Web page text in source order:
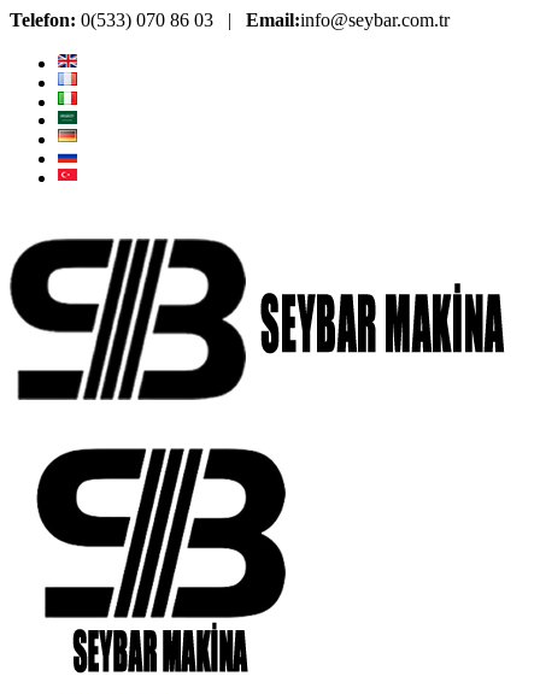
Telefon: 0(533) 070 86 03 | Email:info@seybar.com.tr